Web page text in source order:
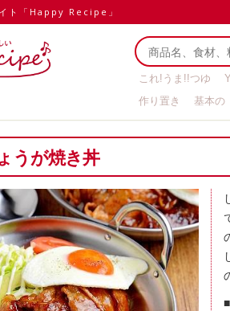
ト「Happy Recipe」
これ!うま!!つゆ
作り置き
基本の
うが焼き丼